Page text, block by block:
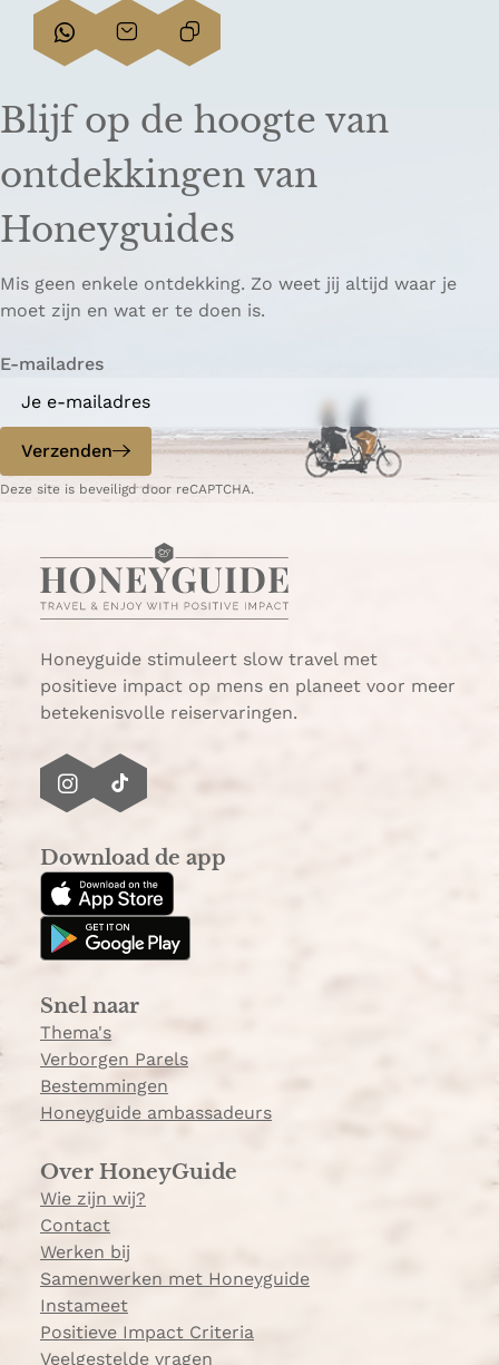
D
e
l
e
e
a
g
n
p
W
h
s
A
p
D
e
l
e
e
p
a
g
p
e
-
i
l
L
i
o
p
i
r
e
Blijf op de hoogte van
ontdekkingen van
Honeyguides
Mis geen enkele ontdekking. Zo weet jij altijd waar je
moet zijn en wat er te doen is.
E-mailadres
Verzenden
Deze site is beveiligd door reCAPTCHA.
Honeyguide stimuleert slow travel met
positieve impact op mens en planeet voor meer
betekenisvolle reiservaringen.
I
t
a
g
r
m
T
T
o
k
Download de app
Snel naar
Thema's
Verborgen Parels
Bestemmingen
Honeyguide ambassadeurs
Over HoneyGuide
Wie zijn wij?
Contact
Werken bij
Samenwerken met Honeyguide
Instameet
Positieve Impact Criteria
Veelgestelde vragen